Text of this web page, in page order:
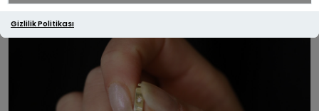
Gizlilik Politikası